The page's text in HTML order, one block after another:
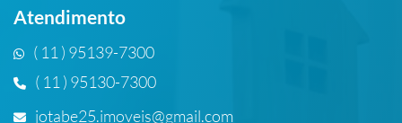
Atendimento
( 11 ) 95139-7300
( 11 ) 95130-7300
jotabe25.imoveis@gmail.com